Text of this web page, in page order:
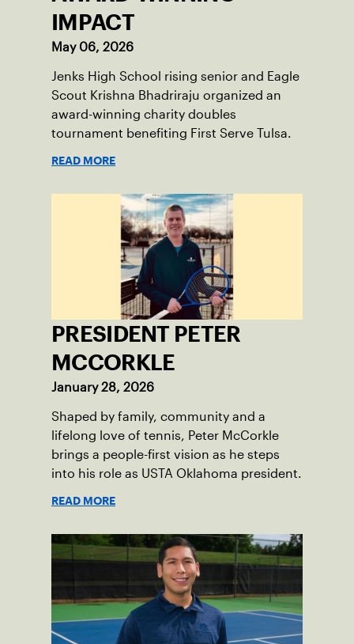
IMPACT
May 06, 2026
Jenks High School rising senior and Eagle
Scout Krishna Bhadriraju organized an
award-winning charity doubles
tournament benefiting First Serve Tulsa.
READ MORE
PRESIDENT PETER
MCCORKLE
January 28, 2026
Shaped by family, community and a
lifelong love of tennis, Peter McCorkle
brings a people-first vision as he steps
into his role as USTA Oklahoma president.
READ MORE